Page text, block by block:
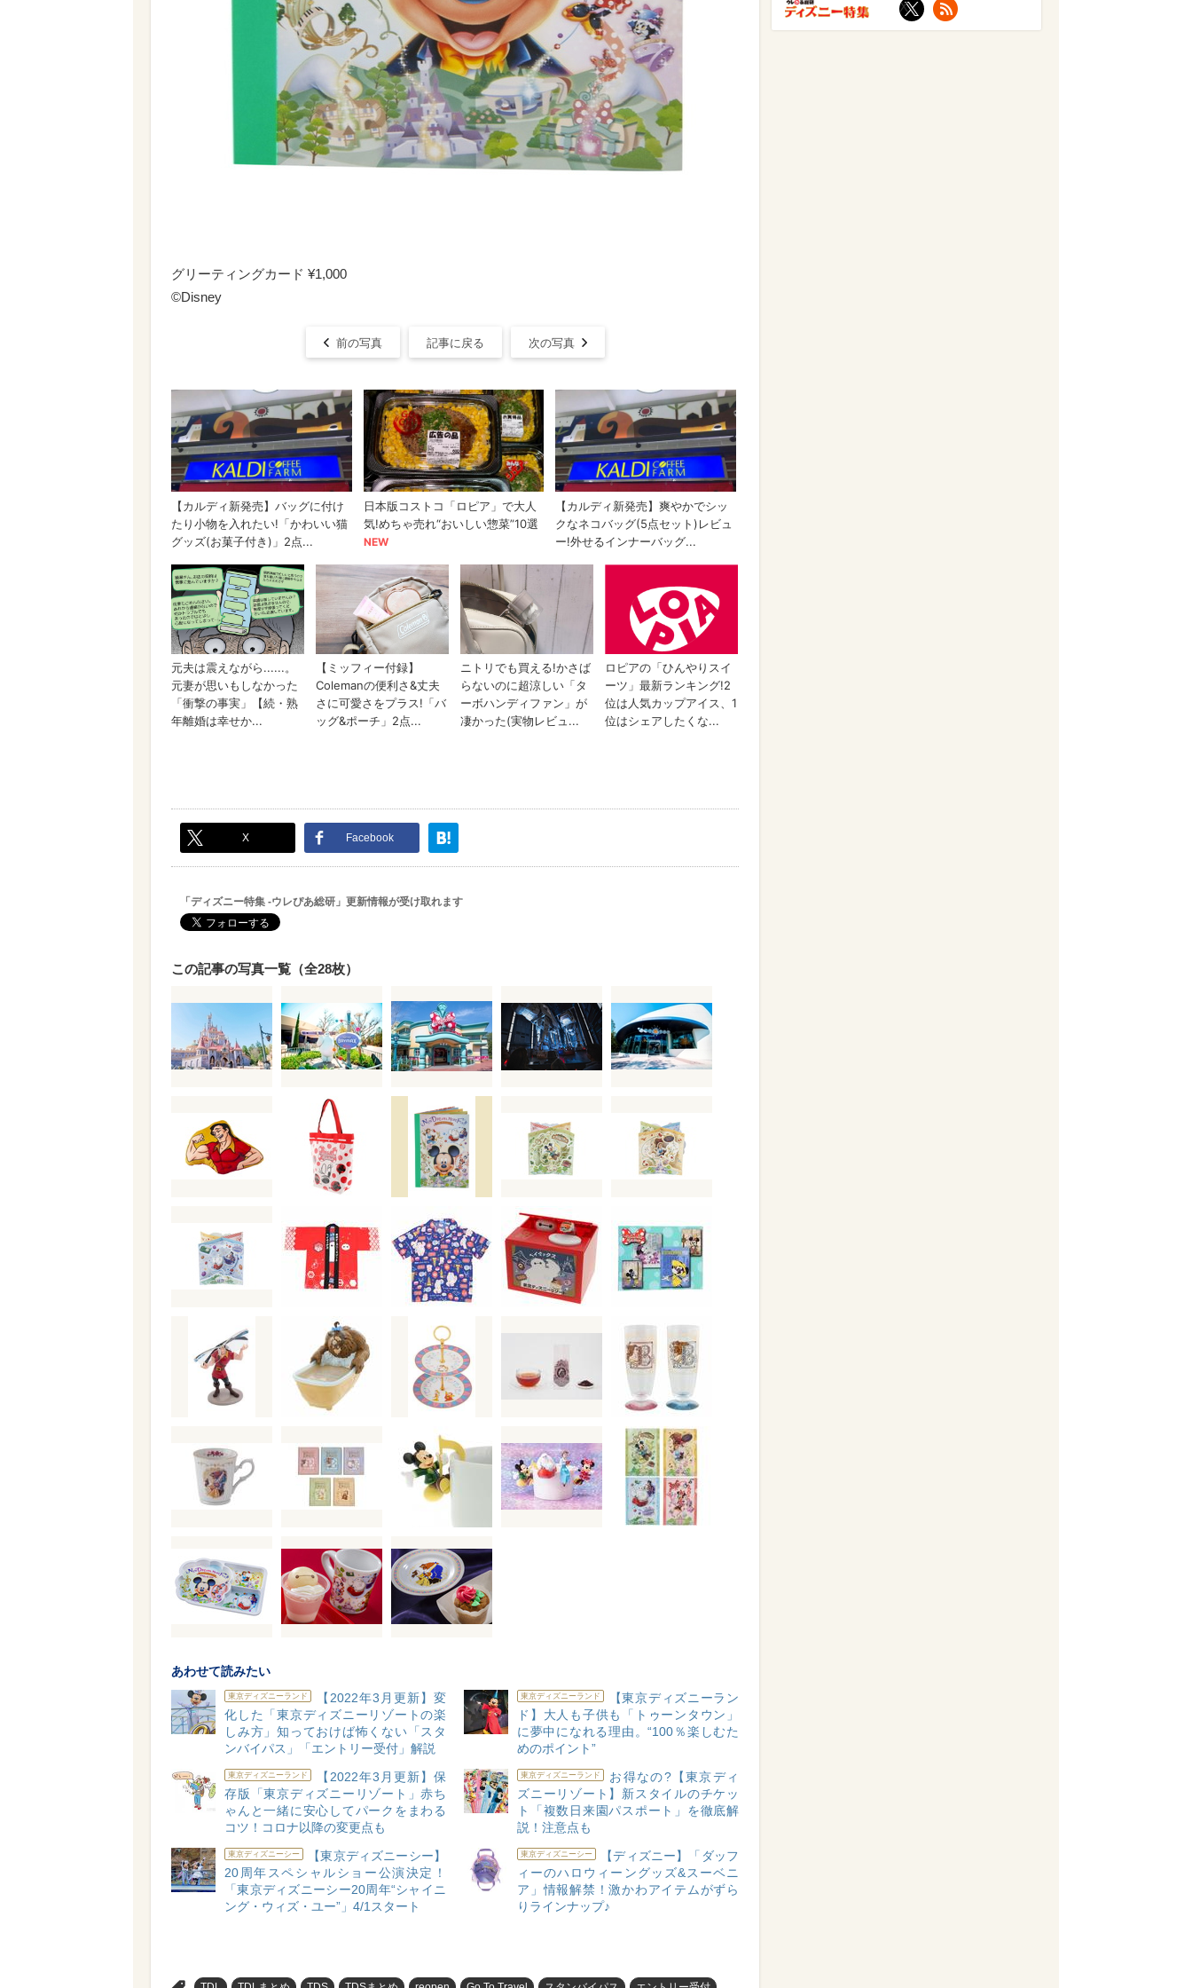
グリーティングカード ¥1,000
©Disney
前の写真 記事に戻る 次の写真
X Facebook
「ディズニー特集 -ウレぴあ総研」更新情報が受け取れます
この記事の写真一覧（全28枚）
あわせて読みたい
東京ディズニーランド
【2022年3月更新】変
化した「東京ディズニーリゾートの楽
しみ方」知っておけば怖くない「スタ
ンバイパス」「エントリー受付」解説
東京ディズニーランド
【東京ディズニーラン
ド】大人も子供も「トゥーンタウン」
に夢中になれる理由。“100％楽しむた
めのポイント”
東京ディズニーランド
【2022年3月更新】保
存版「東京ディズニーリゾート」赤ち
ゃんと一緒に安心してパークをまわる
コツ！コロナ以降の変更点も
東京ディズニーランド
お得なの?【東京ディ
ズニーリゾート】新スタイルのチケッ
ト「複数日来園パスポート」を徹底解
説！注意点も
東京ディズニーシー
【東京ディズニーシー】
20周年スペシャルショー公演決定！
「東京ディズニーシー20周年“シャイニ
ング・ウィズ・ユー”」4/1スタート
東京ディズニーシー
【ディズニー】「ダッフ
ィーのハロウィーングッズ&スーベニ
ア」情報解禁！激かわアイテムがずら
りラインナップ♪
X